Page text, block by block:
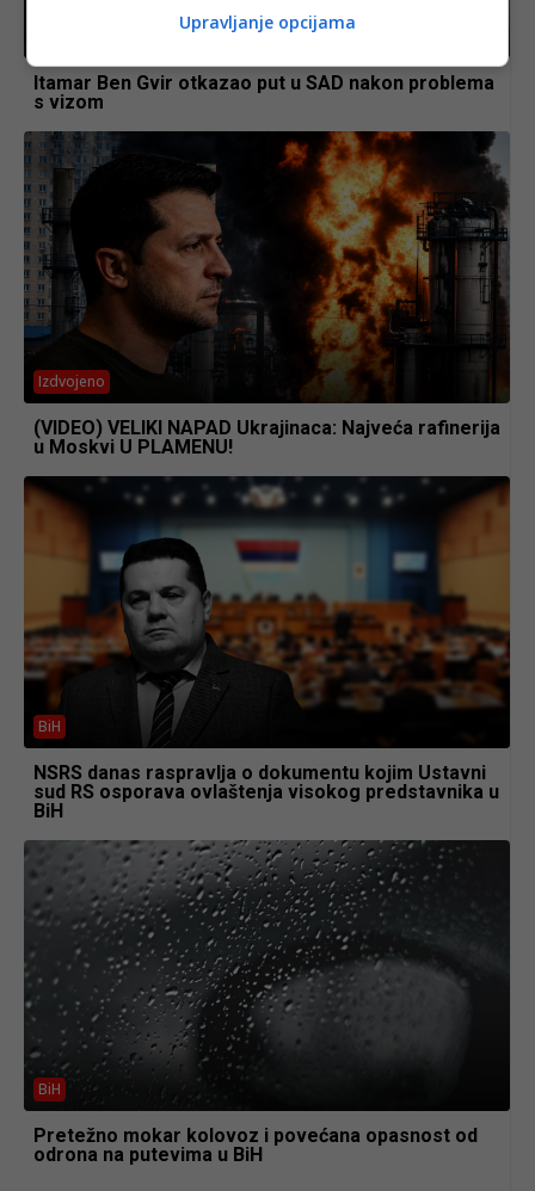
Itamar Ben Gvir otkazao put u SAD nakon problema
s vizom
Izdvojeno
(VIDEO) VELIKI NAPAD Ukrajinaca: Najveća rafinerija
u Moskvi U PLAMENU!
BiH
NSRS danas raspravlja o dokumentu kojim Ustavni
sud RS osporava ovlaštenja visokog predstavnika u
BiH
BiH
Pretežno mokar kolovoz i povećana opasnost od
odrona na putevima u BiH
Upravljanje opcijama